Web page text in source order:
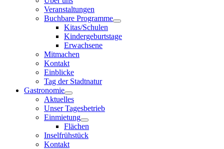
Veranstaltungen
Buchbare Programme
Kitas/Schulen
Kindergeburtstage
Erwachsene
Mitmachen
Kontakt
Einblicke
Tag der Stadtnatur
Gastronomie
Aktuelles
Unser Tagesbetrieb
Einmietung
Flächen
Inselfrühstück
Kontakt